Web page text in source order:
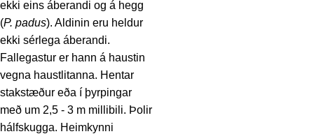
ekki eins áberandi og á hegg
(P. padus). Aldinin eru heldur
ekki sérlega áberandi.
Fallegastur er hann á haustin
vegna haustlitanna. Hentar
stakstæður eða í þyrpingar
með um 2,5 - 3 m millibili. Þolir
hálfskugga. Heimkynni